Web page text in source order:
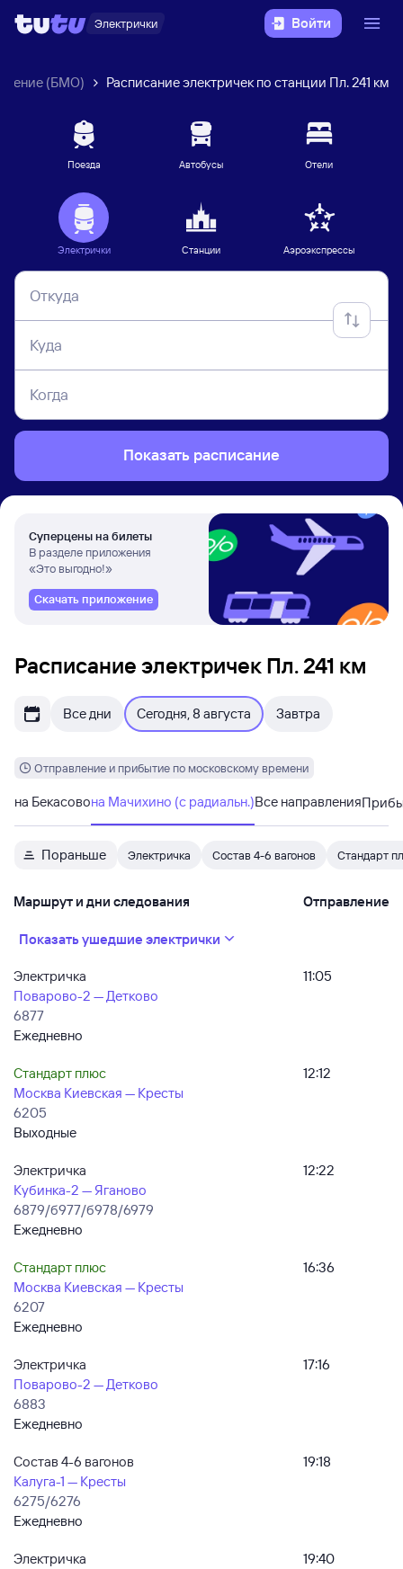
Электрички Войти
(БМО) Расписание электричек по станции Пл. 241 км
Поезда Автобусы Отели
Электрички Станции Аэроэкспрессы
Откуда
Куда
Когда
Показать расписание
Суперцены на билеты
В разделе приложения
«Это выгодно!»
Скачать приложение
Расписание электричек Пл. 241 км
Все дни Сегодня, 8 августа Завтра
Отправление и прибытие по московскому времени
на Бекасовона Мачихино (с радиальн.)Все направления
Пораньше Электричка Состав 4-6 вагонов Стандарт
Маршрут и дни следования Отправление
Показать ушедшие электрички
Электричка
Поварово-2 — Детково
6877
Ежедневно
11:05
Стандарт плюс
Москва Киевская — Кресты
6205
Выходные
12:12
Электричка
Кубинка-2 — Яганово
6879/б977/б978/6979
Ежедневно
12:22
Стандарт плюс
Москва Киевская — Кресты
6207
Ежедневно
16:36
Электричка
Поварово-2 — Детково
6883
Ежедневно
17:16
Состав 4-6 вагонов
Калуга-1 — Кресты
6275/6276
Ежедневно
19:18
Электричка
19:40